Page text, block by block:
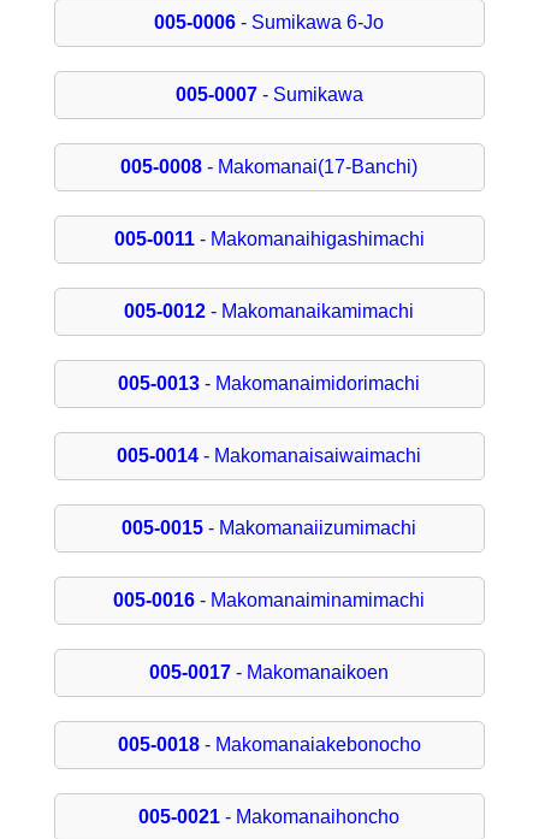
005-0006 - Sumikawa 6-Jo
005-0007- Sumikawa
005-0008 - Makomanai(17-Banchi)
005-0011- Makomanaihigashimachi
005-0012 - Makomanaikamimachi
005-0013 - Makomanaimidorimachi
005-0014 - Makomanaisaiwaimachi
005-0015 - Makomanaiizumimachi
005-0016 - Makomanaiminamimachi
005-0017 - Makomanaikoen
005-0018- Makomanaiakebonocho
005-0021 - Makomanaihoncho